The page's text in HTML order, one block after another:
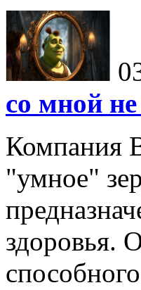
со мной
Компания
"умное"
здоровья.